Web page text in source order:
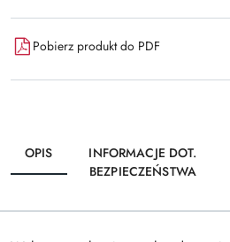
Pobierz produkt do PDF
OPIS
INFORMACJE DOT.
BEZPIECZEŃSTWA